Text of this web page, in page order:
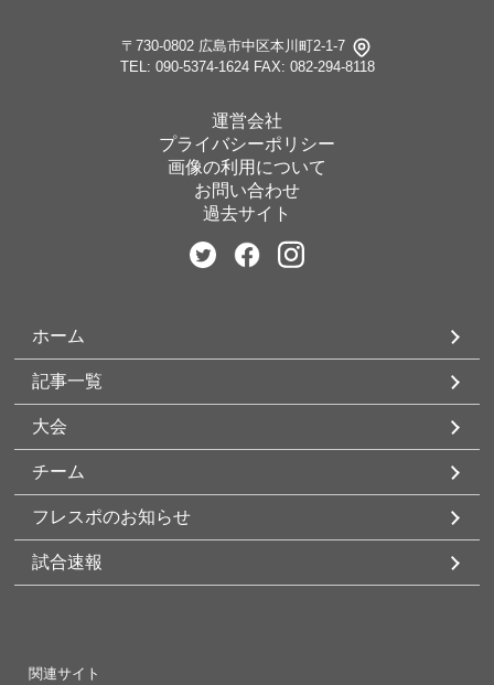
〒730-0802 広島市中区本川町2-1-7
TEL: 090-5374-1624 FAX: 082-294-8118
運営会社
プライバシーポリシー
画像の利用について
お問い合わせ
過去サイト
ホーム
記事一覧
大会
チーム
フレスポのお知らせ
試合速報
関連サイト